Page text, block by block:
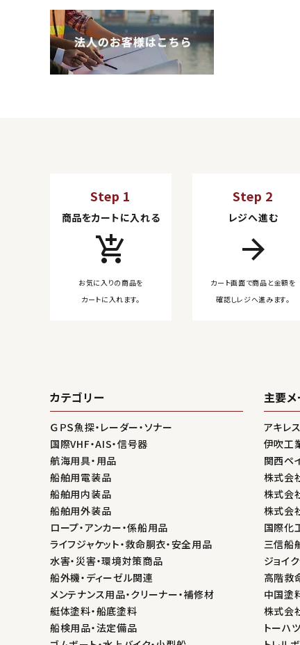
Step 1
商品をカートに入れる
add_shopping_cart
お気に入りの商品を
カートに入れます。
Step 2
レジへ進む
arrow_forward
カート画面で商品と金額を
確認しレジへ進みます。
カテゴリー
ＧＰＳ魚探・レーダー・ソナー
国際VHF・AIS・信号器
航海用具・用品
船舶用電装品
船舶用内装品
船舶用外装品
ロープ・アンカー・係船用品
ライフジャケット・救命胴衣・安全用品
水害・災害・環境対策商品
船外機・ディーゼル関連
メンテナンス用品・クリーナー・補修材
艇体塗料・船底塗料
船検用品・法定備品
主要メ
アキレ
伊吹工
関西ペ
株式会
株式会
株式会
国際化
三信船
ジョイ
高階救
中国塗
株式会
トーハ